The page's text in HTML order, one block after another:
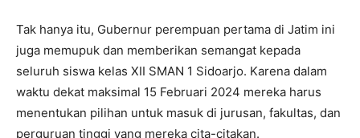
Tak hanya itu, Gubernur perempuan pertama di Jatim ini
juga memupuk dan memberikan semangat kepada
seluruh siswa kelas XII SMAN 1 Sidoarjo. Karena dalam
waktu dekat maksimal 15 Februari 2024 mereka harus
menentukan pilihan untuk masuk di jurusan, fakultas, dan
perguruan tinggi yang mereka cita-citakan.